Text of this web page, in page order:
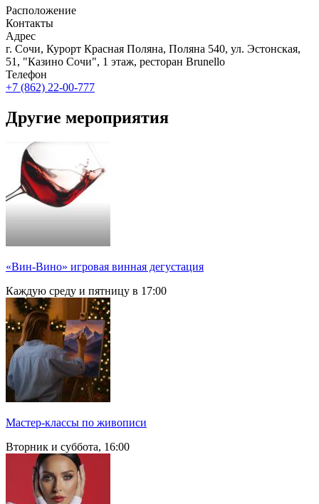
Расположение
Контакты
Адрес
г. Сочи, Курорт Красная Поляна, Поляна 540, ул. Эстонская,
51, "Казино Сочи", 1 этаж, ресторан Brunello
Телефон
+7 (862) 22-00-777
Другие мероприятия
«Вин-Вино» игровая винная дегустация
Каждую среду и пятницу в 17:00
Мастер-классы по живописи
Вторник и суббота, 16:00